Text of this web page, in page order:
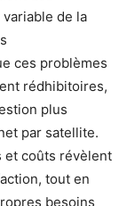
de la
ces problèmes
rédhibitoires,
plus
par satellite.
et coûts révèlent
tout en
besoins